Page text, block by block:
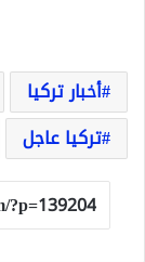
أخبار تركيا
تركيا عاجل